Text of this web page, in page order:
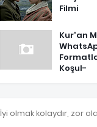
Filmi
Kur'an
Koşul-
İyi olmak kolaydır, zor